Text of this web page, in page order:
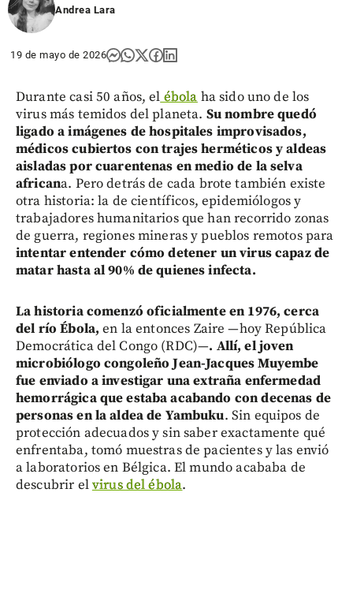
Andrea Lara
19 de mayo de 2026
Durante casi 50 años, el ébola ha sido uno de los
virus más temidos del planeta. Su nombre quedó
ligado a imágenes de hospitales improvisados,
médicos cubiertos con trajes herméticos y aldeas
aisladas por cuarentenas en medio de la selva
africana. Pero detrás de cada brote también existe
otra historia: la de científicos, epidemiólogos y
trabajadores humanitarios que han recorrido zonas
de guerra, regiones mineras y pueblos remotos para
intentar entender cómo detener un virus capaz de
matar hasta al 90% de quienes infecta.
La historia comenzó oficialmente en 1976, cerca
del río Ébola, en la entonces Zaire —hoy República
Democrática del Congo (RDC)—. Allí, el joven
microbiólogo congoleño Jean-Jacques Muyembe
fue enviado a investigar una extraña enfermedad
hemorrágica que estaba acabando con decenas de
personas en la aldea de Yambuku. Sin equipos de
protección adecuados y sin saber exactamente qué
enfrentaba, tomó muestras de pacientes y las envió
a laboratorios en Bélgica. El mundo acababa de
descubrir elvirus del ébola.